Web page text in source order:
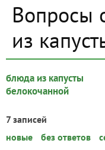
Вопросы
из
блюда из капусты
белокочанной
7 записей
новые
без ответов